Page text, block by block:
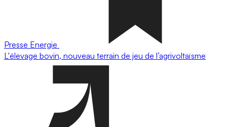
Presse Energie
L'élevage bovin, nouveau terrain de jeu de l’agrivoltaïsme